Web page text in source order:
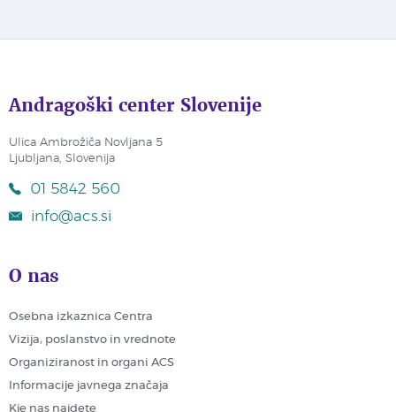
Andragoški center Slovenije
Ulica Ambrožiča Novljana 5
Ljubljana, Slovenija
01 5842 560
info@acs.si
O nas
Osebna izkaznica Centra
Vizija, poslanstvo in vrednote
Organiziranost in organi ACS
Informacije javnega značaja
Kje nas najdete